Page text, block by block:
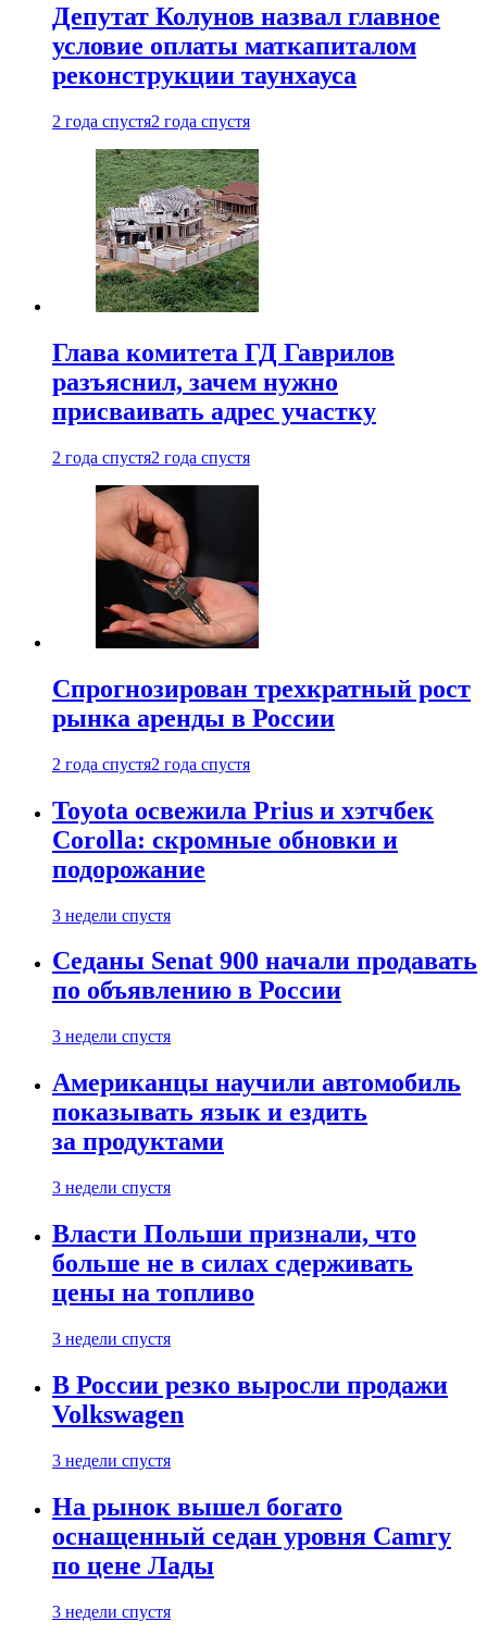
Депутат Колунов назвал главное
условие оплаты маткапиталом
реконструкции таунхауса
2 года спустя2 года спустя
Глава комитета ГД Гаврилов
разъяснил, зачем нужно
присваивать адрес участку
2 года спустя2 года спустя
Спрогнозирован трехкратный рост
рынка аренды в России
2 года спустя2 года спустя
Toyota освежила Prius и хэтчбек
Corolla: скромные обновки и
подорожание
3 недели спустя
Седаны Senat 900 начали продавать
по объявлению в России
3 недели спустя
Американцы научили автомобиль
показывать язык и ездить
за продуктами
3 недели спустя
Власти Польши признали, что
больше не в силах сдерживать
цены на топливо
3 недели спустя
В России резко выросли продажи
Volkswagen
3 недели спустя
На рынок вышел богато
оснащенный седан уровня Camry
по цене Лады
3 недели спустя